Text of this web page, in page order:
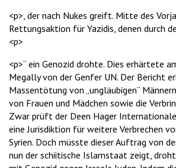
<p>, der nach Nukes greift. Mitte des
Rettungsaktion für Yazidis, denen durch
<p>
<p>“ ein Genozid drohte. Dies erhärtete
Megally von der Genfer UN. Der Bericht
Massentötung von „ungläubigen“
von Frauen und Mädchen sowie die
Zwar prüft der Deen Hager
eine Jurisdiktion für weitere Verbrechen
Syrien. Doch müsste dieser Auftrag von
nun der schiitische Islamstaat zeigt,